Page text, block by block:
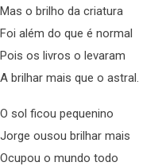
Mas o brilho da criatura
Foi além do que é normal
Pois os livros o levaram
A brilhar mais que o astral.
O sol ficou pequenino
Jorge ousou brilhar mais
Ocupou o mundo todo